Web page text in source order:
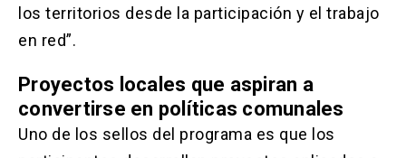
los territorios desde la participación y el trabajo
en red”.
Proyectos locales que aspiran a
convertirse en políticas comunales
Uno de los sellos del programa es que los